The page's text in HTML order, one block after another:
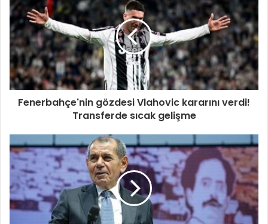
Fenerbahçe'nin gözdesi Vlahovic kararını verdi!
Transferde sıcak gelişme